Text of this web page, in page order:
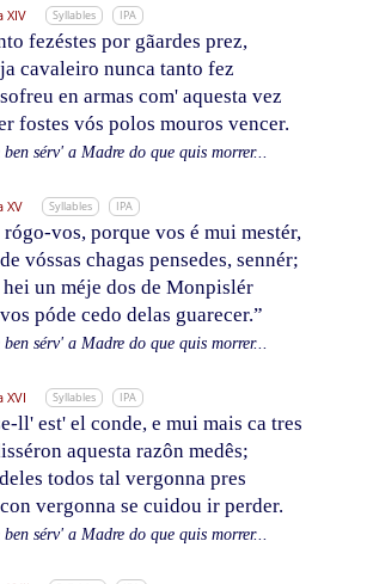
XIV Syllables IPA
fezéstes por gãardes prez,
cavaleiro nunca tanto fez
en armas com' aquesta vez
fostes vós polos mouros vencer.
ben sérv' a Madre do que quis morrer...
XV Syllables IPA
rógo-vos, porque vos é mui mestér,
vóssas chagas pensedes, sennér;
hei un méje dos de Monpislér
póde cedo delas guarecer.”
ben sérv' a Madre do que quis morrer...
XVI Syllables IPA
ll' est' el conde, e mui mais ca tres
aquesta razôn medês;
todos tal vergonna pres
vergonna se cuidou ir perder.
ben sérv' a Madre do que quis morrer...